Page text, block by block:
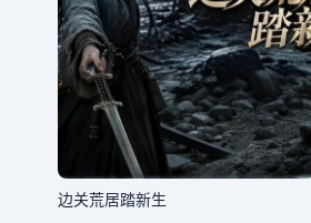
边关荒居踏新生